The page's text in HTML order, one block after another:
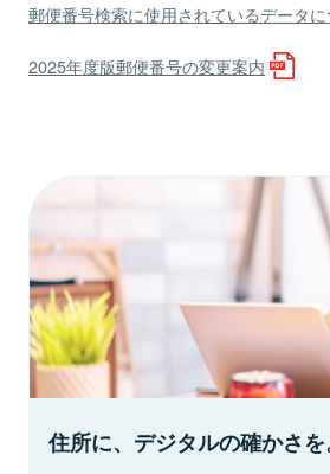
郵便番号検索に使用されているデータに
2025年度版郵便番号の変更案内
住所に、デジタルの確かさを